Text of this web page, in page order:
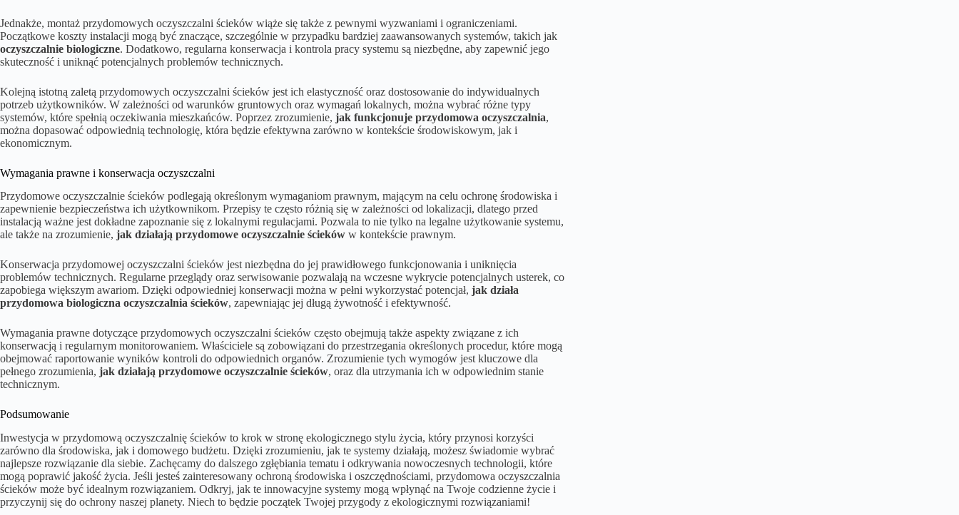
Jednakże, montaż przydomowych oczyszczalni ścieków wiąże się także z pewnymi wyzwaniami i ograniczeniami.
Początkowe koszty instalacji mogą być znaczące, szczególnie w przypadku bardziej zaawansowanych systemów, takich jak
oczyszczalnie biologiczne. Dodatkowo, regularna konserwacja i kontrola pracy systemu są niezbędne, aby zapewnić jego
skuteczność i uniknąć potencjalnych problemów technicznych.
Kolejną istotną zaletą przydomowych oczyszczalni ścieków jest ich elastyczność oraz dostosowanie do indywidualnych
potrzeb użytkowników. W zależności od warunków gruntowych oraz wymagań lokalnych, można wybrać różne typy
systemów, które spełnią oczekiwania mieszkańców. Poprzez zrozumienie, jak funkcjonuje przydomowa oczyszczalnia,
można dopasować odpowiednią technologię, która będzie efektywna zarówno w kontekście środowiskowym, jak i
ekonomicznym.
Wymagania prawne i konserwacja oczyszczalni
Przydomowe oczyszczalnie ścieków podlegają określonym wymaganiom prawnym, mającym na celu ochronę środowiska i
zapewnienie bezpieczeństwa ich użytkownikom. Przepisy te często różnią się w zależności od lokalizacji, dlatego przed
instalacją ważne jest dokładne zapoznanie się z lokalnymi regulacjami. Pozwala to nie tylko na legalne użytkowanie systemu,
ale także na zrozumienie, jak działają przydomowe oczyszczalnie ścieków w kontekście prawnym.
Konserwacja przydomowej oczyszczalni ścieków jest niezbędna do jej prawidłowego funkcjonowania i uniknięcia
problemów technicznych. Regularne przeglądy oraz serwisowanie pozwalają na wczesne wykrycie potencjalnych usterek, co
zapobiega większym awariom. Dzięki odpowiedniej konserwacji można w pełni wykorzystać potencjał, jak działa
przydomowa biologiczna oczyszczalnia ścieków, zapewniając jej długą żywotność i efektywność.
Wymagania prawne dotyczące przydomowych oczyszczalni ścieków często obejmują także aspekty związane z ich
konserwacją i regularnym monitorowaniem. Właściciele są zobowiązani do przestrzegania określonych procedur, które mogą
obejmować raportowanie wyników kontroli do odpowiednich organów. Zrozumienie tych wymogów jest kluczowe dla
pełnego zrozumienia, jak działają przydomowe oczyszczalnie ścieków, oraz dla utrzymania ich w odpowiednim stanie
technicznym.
Podsumowanie
Inwestycja w przydomową oczyszczalnię ścieków to krok w stronę ekologicznego stylu życia, który przynosi korzyści
zarówno dla środowiska, jak i domowego budżetu. Dzięki zrozumieniu, jak te systemy działają, możesz świadomie wybrać
najlepsze rozwiązanie dla siebie. Zachęcamy do dalszego zgłębiania tematu i odkrywania nowoczesnych technologii, które
mogą poprawić jakość życia. Jeśli jesteś zainteresowany ochroną środowiska i oszczędnościami, przydomowa oczyszczalnia
ścieków może być idealnym rozwiązaniem. Odkryj, jak te innowacyjne systemy mogą wpłynąć na Twoje codzienne życie i
przyczynij się do ochrony naszej planety. Niech to będzie początek Twojej przygody z ekologicznymi rozwiązaniami!